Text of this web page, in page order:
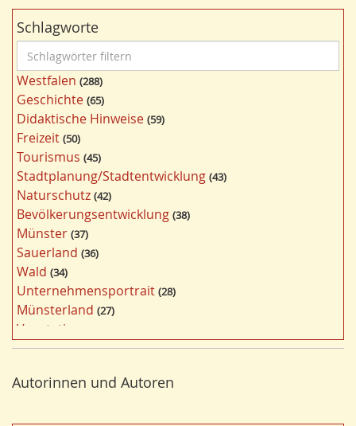
Schlagworte
c
h
l
a
g
w
ö
r
t
e
r
f
i
l
t
r
n
Westfalen 288
Geschichte 65
Didaktische Hinweise 59
Freizeit 50
Tourismus 45
Stadtplanung/Stadtentwicklung 43
Naturschutz 42
Bevölkerungsentwicklung 38
Münster 37
Sauerland 36
Wald 34
Unternehmensportrait 28
Münsterland 27
Vegetation
Nordrhein-Westfalen 25
Bildung 24
Autorinnen und Autoren